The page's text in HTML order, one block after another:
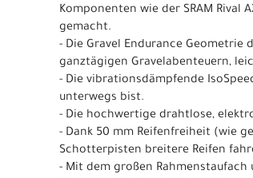
Komponenten wie der SRAM Rival
gemacht.
- Die Gravel Endurance
ganztägigen Gravelabenteuern,
- Die vibrationsdämpfende
unterwegs bist.
- Die hochwertige drahtlose,
- Dank 50 mm Reifenfreiheit (wie
Schotterpisten breitere Reifen
- Mit dem großen